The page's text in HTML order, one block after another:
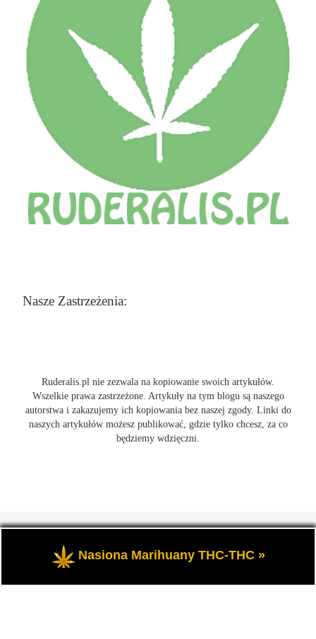
Nasze Zastrzeżenia:
Ruderalis.pl nie zezwala na kopiowanie swoich artykułów.
Wszelkie prawa zastrzeżone. Artykuły na tym blogu są naszego
autorstwa i zakazujemy ich kopiowania bez naszej zgody. Linki do
naszych artykułów możesz publikować, gdzie tylko chcesz, za co
będziemy wdzięczni.
marihuanie THC i konopi CBD, wszystko na temat uprawy
cannabis i nie tylko.
Nasiona Marihuany THC-THC »